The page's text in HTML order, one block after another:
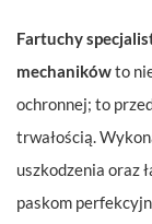
Fartuchy
mechanikówto
ochronnej; to
trwałością.
uszkodzenia oraz
paskom